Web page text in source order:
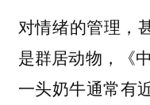
对情绪的管理，
是群居动物，《
一头奶牛通常有